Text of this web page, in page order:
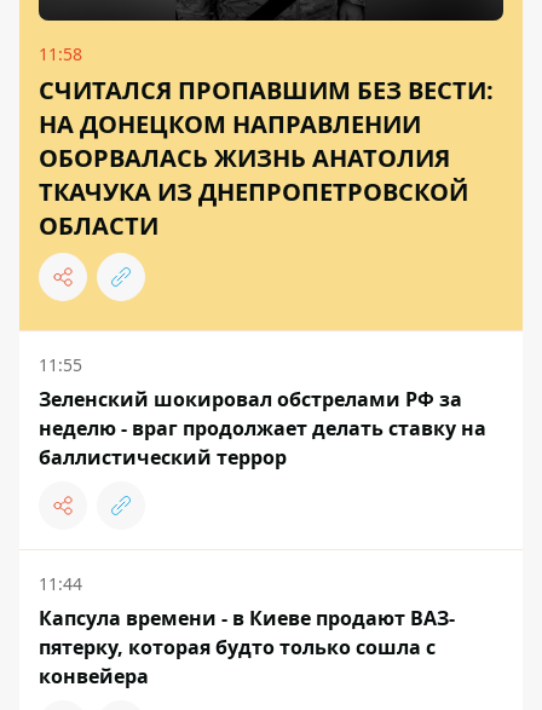
11:58
СЧИТАЛСЯ ПРОПАВШИМ БЕЗ ВЕСТИ:
НА ДОНЕЦКОМ НАПРАВЛЕНИИ
ОБОРВАЛАСЬ ЖИЗНЬ АНАТОЛИЯ
ТКАЧУКА ИЗ ДНЕПРОПЕТРОВСКОЙ
ОБЛАСТИ
11:55
Зеленский шокировал обстрелами РФ за
неделю - враг продолжает делать ставку на
баллистический террор
11:44
Капсула времени - в Киеве продают ВАЗ-
пятерку, которая будто только сошла с
конвейера